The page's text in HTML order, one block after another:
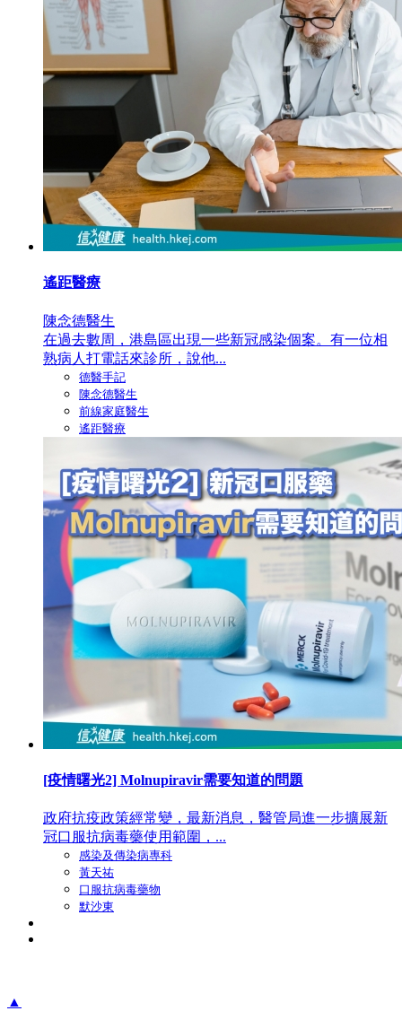
遙距醫療
陳念德醫生
在過去數周，港島區出現一些新冠感染個案。有一位相
熟病人打電話來診所，說他...
德醫手記
陳念德醫生
前線家庭醫生
遙距醫療
[疫情曙光2] Molnupiravir需要知道的問題
政府抗疫政策經常變，最新消息，醫管局進一步擴展新
冠口服抗病毒藥使用範圍，...
感染及傳染病專科
黃天祐
口服抗病毒藥物
默沙東
▲